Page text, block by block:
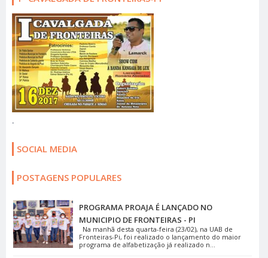
.
SOCIAL MEDIA
POSTAGENS POPULARES
PROGRAMA PROAJA É LANÇADO NO
MUNICIPIO DE FRONTEIRAS - PI
Na manhã desta quarta-feira (23/02), na UAB de
Fronteiras-Pi, foi realizado o lançamento do maior
programa de alfabetização já realizado n...